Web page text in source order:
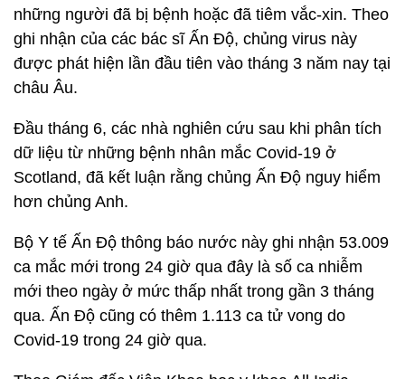
những người đã bị bệnh hoặc đã tiêm vắc-xin. Theo
ghi nhận của các bác sĩ Ấn Độ, chủng virus này
được phát hiện lần đầu tiên vào tháng 3 năm nay tại
châu Âu.
Đầu tháng 6, các nhà nghiên cứu sau khi phân tích
dữ liệu từ những bệnh nhân mắc Covid-19 ở
Scotland, đã kết luận rằng chủng Ấn Độ nguy hiểm
hơn chủng Anh.
Bộ Y tế Ấn Độ thông báo nước này ghi nhận 53.009
ca mắc mới trong 24 giờ qua đây là số ca nhiễm
mới theo ngày ở mức thấp nhất trong gần 3 tháng
qua. Ấn Độ cũng có thêm 1.113 ca tử vong do
Covid-19 trong 24 giờ qua.